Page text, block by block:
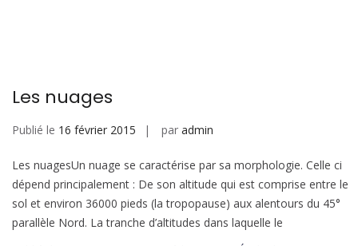
Les nuages
Publié le 16 février 2015 par admin
Les nuagesUn nuage se caractérise par sa morphologie. Celle ci
dépend principalement : De son altitude qui est comprise entre le
sol et environ 36000 pieds (la tropopause) aux alentours du 45°
parallèle Nord. La tranche d’altitudes dans laquelle le